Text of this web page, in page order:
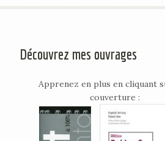
Découvrez mes ouvrages
Apprenez en plus en cliquant
couverture :